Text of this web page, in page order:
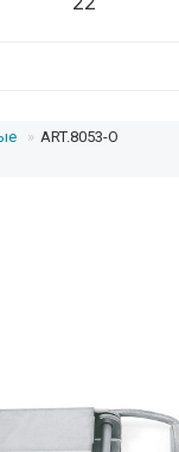
ART.8053-O